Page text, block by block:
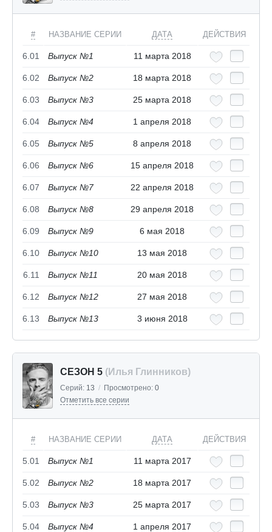
# НАЗВАНИЕ СЕРИИ ДАТА ДЕЙСТВИЯ
6.01 Выпуск №1 11 марта 2018
6.02 Выпуск №2 18 марта 2018
6.03 Выпуск №3 25 марта 2018
6.04 Выпуск №4 1 апреля 2018
6.05 Выпуск №5 8 апреля 2018
6.06 Выпуск №6 15 апреля 2018
6.07 Выпуск №7 22 апреля 2018
6.08 Выпуск №8 29 апреля 2018
6.09 Выпуск №9 6 мая 2018
6.10 Выпуск №10 13 мая 2018
6.11 Выпуск №11 20 мая 2018
6.12 Выпуск №12 27 мая 2018
6.13 Выпуск №13 3 июня 2018
СЕЗОН 5 (Илья Глинников)
Серий: 13 / Просмотрено: 0
Отметить все серии
# НАЗВАНИЕ СЕРИИ ДАТА ДЕЙСТВИЯ
5.01 Выпуск №1 11 марта 2017
5.02 Выпуск №2 18 марта 2017
5.03 Выпуск №3 25 марта 2017
5.04 Выпуск №4 1 апреля 2017